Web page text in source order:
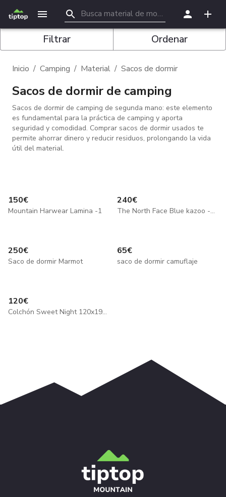
Inicio / Camping / Material / Sacos de dormir
Sacos de dormir de camping
Sacos de dormir de camping de segunda mano: este elemento
es fundamental para la práctica de camping y aporta
seguridad y comodidad. Comprar sacos de dormir usados te
permite ahorrar dinero y reducir residuos, prolongando la vida
útil del material.
Filtrar Ordenar
150€
Mountain Harwear Lamina -1
240€
The North Face Blue kazoo -10
250€
Saco de dormir Marmot
65€
saco de dormir camuflaje
120€
Colchón Sweet Night 120x190cm